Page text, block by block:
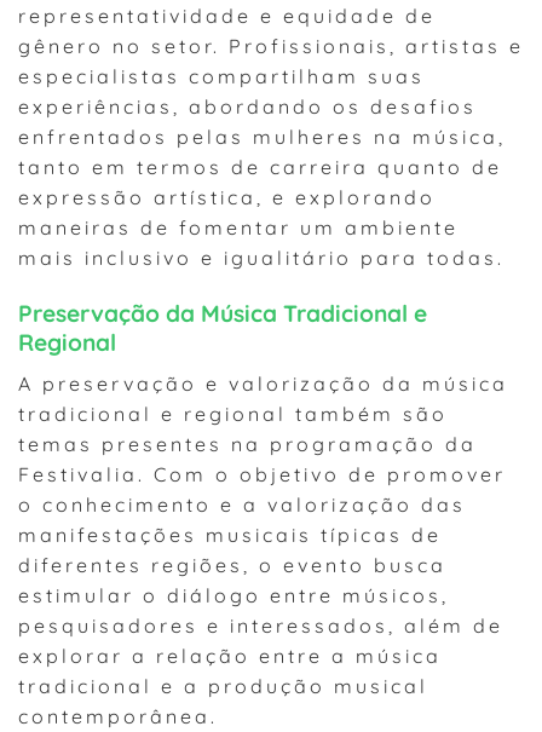
representatividade e equidade de
gênero no setor. Profissionais, artistas e
especialistas compartilham suas
experiências, abordando os desafios
enfrentados pelas mulheres na música,
tanto em termos de carreira quanto de
expressão artística, e explorando
maneiras de fomentar um ambiente
mais inclusivo e igualitário para todas.
Preservação da Música Tradicional e
Regional
A preservação e valorização da música
tradicional e regional também são
temas presentes na programação da
Festivalia. Com o objetivo de promover
o conhecimento e a valorização das
manifestações musicais típicas de
diferentes regiões, o evento busca
estimular o diálogo entre músicos,
pesquisadores e interessados, além de
explorar a relação entre a música
tradicional e a produção musical
contemporânea.